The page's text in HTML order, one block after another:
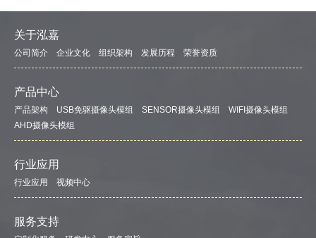
关于泓嘉
公司简介 企业文化 组织架构 发展历程 荣誉资质
产品中心
产品架构 USB免驱摄像头模组 SENSOR摄像头模组
WIFI摄像头模组
AHD摄像头模组
行业应用
行业应用 视频中心
服务支持